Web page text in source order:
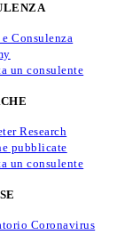
Consulenza
un consulente
Research
pubblicate
un consulente
Coronavirus